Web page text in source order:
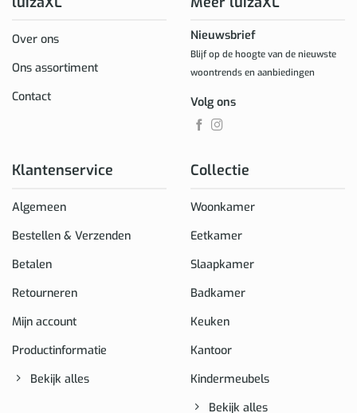
Over ons
Ons assortiment
Contact
Klantenservice
Algemeen
Bestellen & Verzenden
Betalen
Retourneren
Mijn account
Productinformatie
Bekijk alles
Collectie
Woonkamer
Eetkamer
Slaapkamer
Badkamer
Keuken
Kantoor
Kindermeubels
Bekijk alles
Nieuwsbrief
Blijf op de hoogte van de nieuwste
woontrends en aanbiedingen
Volg ons